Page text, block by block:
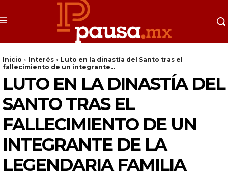
Inicio Interés
Luto en la dinastía del Santo tras el
fallecimiento de un integrante...
LUTO EN LA DINASTÍA DEL
SANTO TRAS EL
FALLECIMIENTO DE UN
INTEGRANTE DE LA
LEGENDARIA FAMILIA